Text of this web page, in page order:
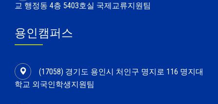
교 행정동 4층 5403호실 국제교류지원팀
용인캠퍼스
(17058) 경기도 용인시 처인구 명지로 116 명지대
학교 외국인학생지원팀